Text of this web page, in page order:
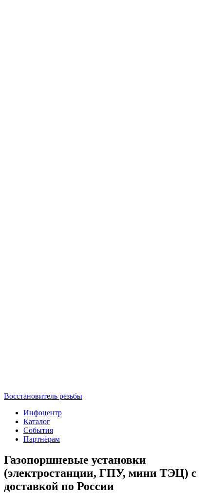
Восстановитель резьбы
Инфоцентр
Каталог
События
Партнёрам
Газопоршневые установки
(электростанции, ГПУ, мини ТЭЦ) с
доставкой по России